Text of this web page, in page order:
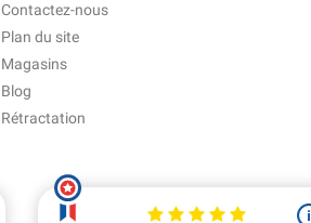
Contactez-nous
Plan du site
Magasins
Blog
Rétractation